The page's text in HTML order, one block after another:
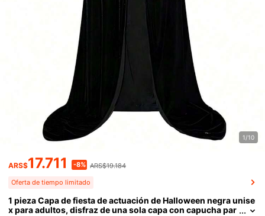
1/10
ARS$17.711 -8% ARS$19.184
Oferta de tiempo limitado
1 pieza Capa de fiesta de actuación de Halloween negra unise
x para adultos, disfraz de una sola capa con capucha par